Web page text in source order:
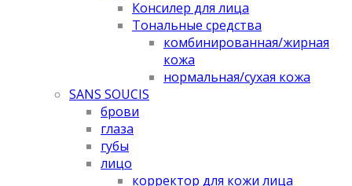
Консилер для лица
Тональные средства
комбинированная/жирная
кожа
нормальная/cухая кожа
SANS SOUCIS
брови
глаза
губы
лицо
корректор для кожи лица